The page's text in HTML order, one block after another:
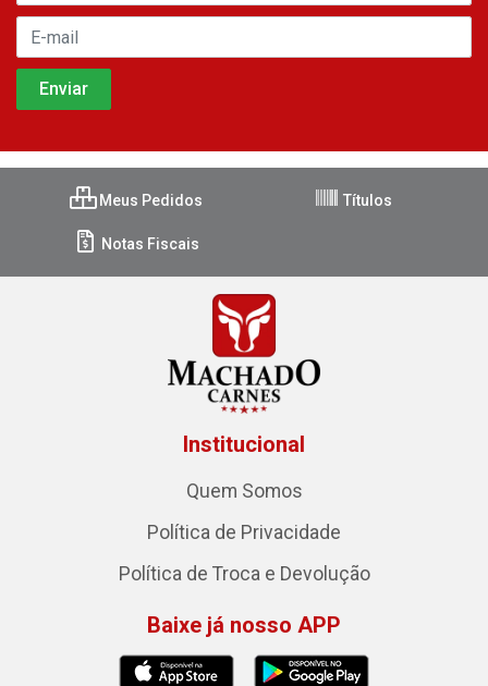
Meus Pedidos Títulos
Notas Fiscais
Institucional
Quem Somos
Política de Privacidade
Política de Troca e Devolução
Baixe já nosso APP